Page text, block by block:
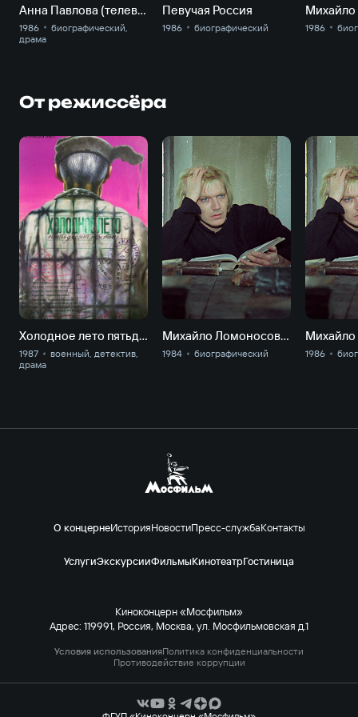
Анна Павлова (телевариант)
1986
биографический,
драма
Певучая Россия
1986 биографический 1986
От режиссёра
Холодное лето пятьдесят третьего…
1987
военный, детектив,
драма
Михайло Ломоносов. От недр своих.
1984 биографический 1986
О концернеИсторияНовостиПресс-службаКонтакты
УслугиЭкскурсииФильмыКинотеатрГостиница
Киноконцерн «Мосфильм»
Адрес: 119991, Россия, Москва, ул. Мосфильмовская д.1
Условия использованияПолитика конфиденциальности
Противодействие коррупции